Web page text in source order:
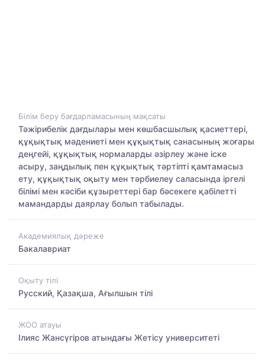
Білім беру бағдарламасының мақсаты
Тәжірибелік дағдылары мен көшбасшылық қасиеттері,
құқықтық мәдениеті мен құқықтық санасының жоғары
деңгейі, құқықтық нормаларды әзірлеу және іске
асыру, заңдылық пен құқықтық тәртіпті қамтамасыз
ету, құқықтық оқыту мен тәрбиелеу саласында іргелі
білімі мен кәсіби құзыреттері бар бәсекеге қабілетті
мамандарды даярлау болып табылады.
Академиялық дәреже
Бакалавриат
Оқыту тілі
Русский, Қазақша, Ағылшын тілі
ЖОО атауы
Ілияс Жансүгіров атындағы Жетісу университеті